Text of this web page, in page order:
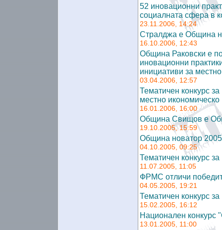
52 иновационни
социалната сфера в
23.11.2006, 14:24
Стралджа е Община
16.10.2006, 12:43
Община Раковски е
иновационни
инициативи за
03.04.2006, 12:57
Тематичен конкурс
местно икономическо
16.01.2006, 16:00
Община Свищов е
19.10.2005, 15:59
Община новатор 2005
04.10.2005, 09:25
Тематичен конкурс
11.07.2005, 11:05
ФРМС отличи
04.05.2005, 19:21
Тематичен конкурс
15.02.2005, 16:12
Национален
13.01.2005, 11:00